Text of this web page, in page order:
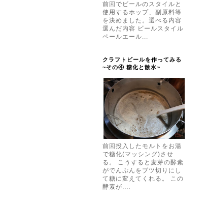
前回でビールのスタイルと
使用するホップ、副原料等
を決めました。選べる内容
選んだ内容 ビールスタイル
ペールエール...
クラフトビールを作ってみる
~その④ 糖化と散水~
前回投入したモルトをお湯
で糖化(マッシング)させ
る。 こうすると麦芽の酵素
がでんぷんをブツ切りにし
て糖に変えてくれる。 この
酵素が....